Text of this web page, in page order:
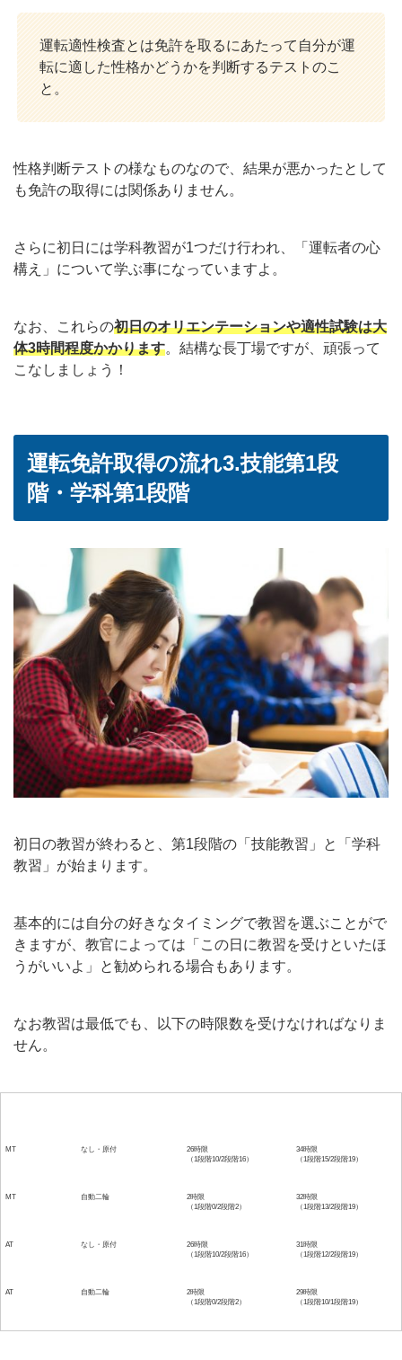
運転適性検査とは免許を取るにあたって自分が運
転に適した性格かどうかを判断するテストのこ
と。
性格判断テストの様なものなので、結果が悪かったとして
も免許の取得には関係ありません。
さらに初日には学科教習が1つだけ行われ、「運転者の心
構え」について学ぶ事になっていますよ。
なお、これらの初日のオリエンテーションや適性試験は大
体3時間程度かかります。結構な長丁場ですが、頑張って
こなしましょう！
運転免許取得の流れ3.技能第1段
階・学科第1段階
初日の教習が終わると、第1段階の「技能教習」と「学科
教習」が始まります。
基本的には自分の好きなタイミングで教習を選ぶことがで
きますが、教官によっては「この日に教習を受けといたほ
うがいいよ」と勧められる場合もあります。
なお教習は最低でも、以下の時限数を受けなければなりま
せん。
MT なし・原付
26時限
（1段階10/2段階16）
34時限
（1段階15/2段階19）
MT 自動二輪
2時限
（1段階0/2段階2）
32時限
（1段階13/2段階19）
AT なし・原付
26時限
（1段階10/2段階16）
31時限
（1段階12/2段階19）
AT 自動二輪
2時限
（1段階0/2段階2）
29時限
（1段階10/1段階19）